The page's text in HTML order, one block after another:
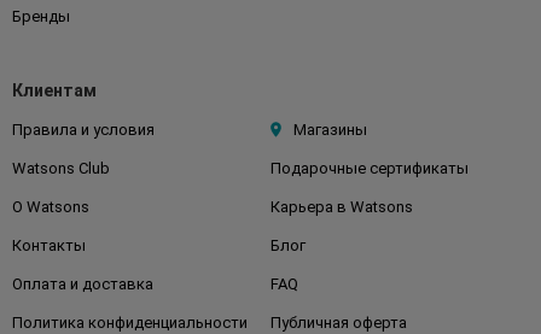
Бренды
Клиентам
Правила и условия Магазины
Watsons Club Подарочные сертификаты
О Watsons Карьера в Watsons
Контакты Блог
Оплата и доставка FAQ
Политика конфиденциальности Публичная оферта